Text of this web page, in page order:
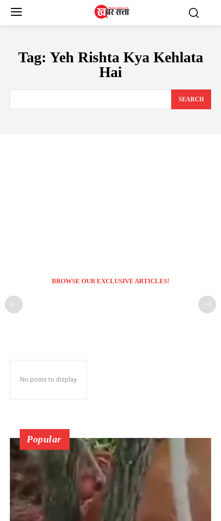
Tag: Yeh Rishta Kya Kehlata
Hai
SEARCH
BROWSE OUR EXCLUSIVE ARTICLES!
No posts to display
Popular